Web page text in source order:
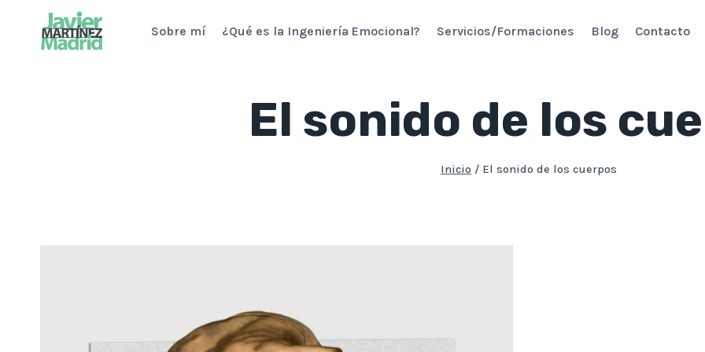
Sobre mí ¿Qué es la Ingeniería Emocional? Servicios/Formaciones Blog Contacto
El sonido de los
Inicio / El sonido de los cuerpos